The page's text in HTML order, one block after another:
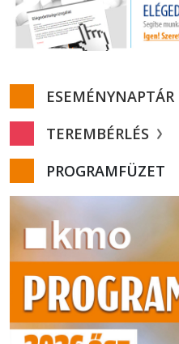
ESEMÉNYNAPTÁR
TEREMBÉRLÉS
PROGRAMFÜZET